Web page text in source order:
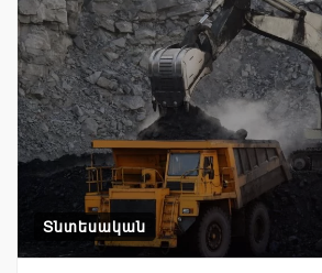
Տնտեսական